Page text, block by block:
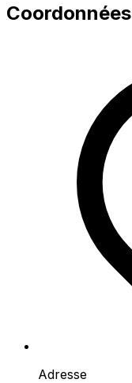
Coordonnées
Adresse